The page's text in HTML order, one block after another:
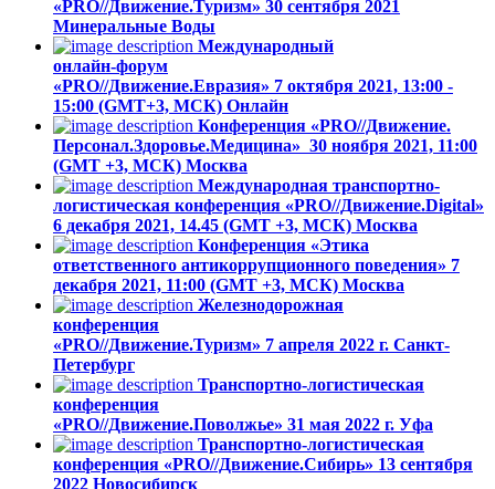
«PRO//Движение.Туризм» 30 сентября 2021
Минеральные Воды
Международный
онлайн-форум
«PRO//Движение.Евразия» 7 октября 2021, 13:00 -
15:00 (GMT+3, МСК) Онлайн
Конференция «PRO//Движение.
Персонал.Здоровье.Медицина» 30 ноября 2021, 11:00
(GMT +3, МСК) Москва
Международная транспортно-
логистическая конференция «PRO//Движение.Digital»
6 декабря 2021, 14.45 (GMT +3, МСК) Москва
Конференция «Этика
ответственного антикоррупционного поведения» 7
декабря 2021, 11:00 (GMT +3, МСК) Москва
Железнодорожная
конференция
«PRO//Движение.Туризм» 7 апреля 2022 г. Санкт-
Петербург
Транспортно-логистическая
конференция
«PRO//Движение.Поволжье» 31 мая 2022 г. Уфа
Транспортно-логистическая
конференция «PRO//Движение.Сибирь» 13 cентября
2022 Новосибирск